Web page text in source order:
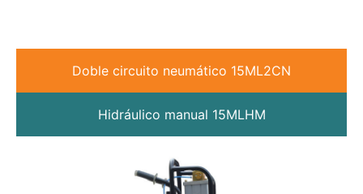
Doble circuito neumático 15ML2CN
Hidráulico manual 15MLHM